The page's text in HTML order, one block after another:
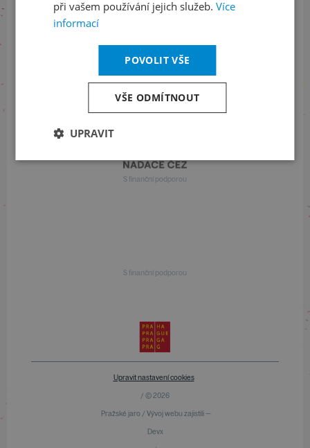
S finanční podporou
S finanční podporou
S finanční podporou
Upravit nastavení cookies
/ © 2026
Pražské jaro / Vývoj webu zajistili —
Devx
při vašem používání jejich služeb. Více
informací
POVOLIT VŠE
VŠE ODMÍTNOUT
UPRAVIT